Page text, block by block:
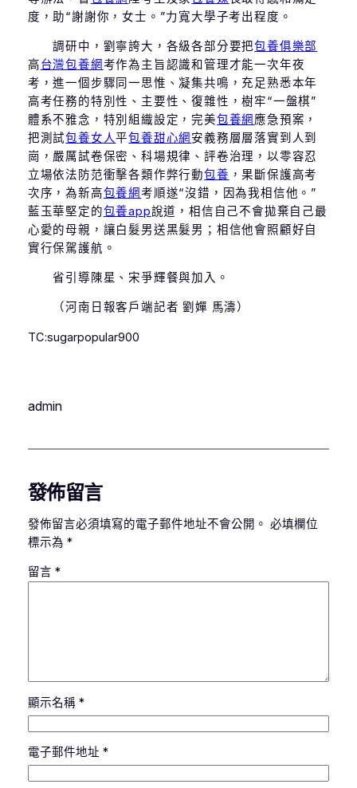
度，助“謝謝你，女士。”力寬大學子考出程度。
調研中，劉寧誇大，各級各部分要把包養俱樂部
高台灣包養網考作為主旨認識和管理才能一次年夜
考，進一個步驟同一思惟、凝集共鳴，充足熟悉本年
高考任務的特別性、主要性、復雜性，樹牢“一盤棋”
體系不雅念，特別組織設定，完美包養網 應急預案，
把測試包養女人平包養甜心網 安義務層層落實到人到
崗，嚴厲試卷保密、科場規律、評卷治理，以零容忍
立場依法防范衝擊各類作弊行動包養 ，果斷保護高考
次序，為新高包養網考順遂“沒錯，因為我相信他。”
藍玉華堅定的包養app說道，相信自己不會拋棄自己最
心愛的母親，讓白髮男送黑髮男；相信他會照顧好自
實行保駕護航。
省引導陳星、宋爭輝餐與加入。
（河南日報客戶端記者 劉嬋 馬濤）
TC:sugarpopular900
admin
發佈留言
發佈留言必須填寫的電子郵件地址不會公開。 必填欄位
標示為 *
留言 *
顯示名稱 *
電子郵件地址 *